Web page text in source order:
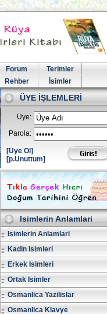
Forum
Terimler
Rehber İsimler
ÜYE İŞLEMLERİ
Üye:
Parola:
[Üye Ol]
[p.Unuttum]
Isimlerin Anlamlari
Isimlerin Anlamlari
Kadin Isimleri
Erkek Isimleri
Ortak Isimler
Osmanlica Yazilislar
Osmanlica Klavye